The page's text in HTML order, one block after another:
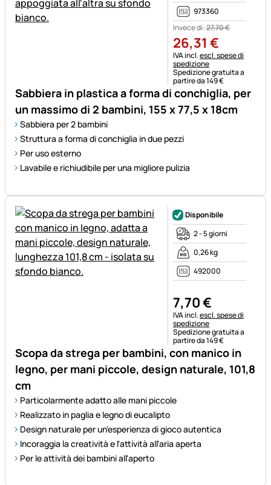
Sabbiera in plastica a forma di conchiglia, per
un massimo di 2 bambini, 155 x 77,5 x 18cm
Sabbiera per 2 bambini
Struttura a forma di conchiglia in due pezzi
Per uso esterno
Lavabile e richiudibile per una migliore pulizia
973360
Invece di:27,70€
26,31 €
Informazioni fiscali:
IVA incl.escl. spese di
spedizione
Spedizione gratuita a
partire da 149 €
Scopa da strega per bambini, con manico in
legno, per mani piccole, design naturale, 101,8
cm
Particolarmente adatto alle mani piccole
Realizzato in paglia e legno di eucalipto
Design naturale per un'esperienza di gioco autentica
Incoraggia la creatività e l'attività all'aria aperta
Per le attività dei bambini all'aperto
Disponibile
2 - 5 giorni
0,26 kg
492000
7,70€
Informazioni fiscali:
IVA incl.escl. spese di
spedizione
Spedizione gratuita a
partire da 149 €